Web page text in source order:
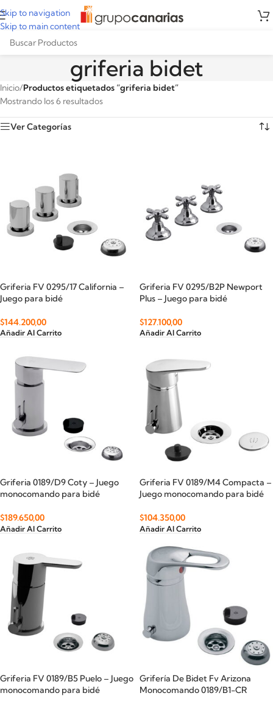
Skip to navigation
Skip to main content
griferia bidet
Inicio/Productos etiquetados “griferia bidet”
Mostrando los 6 resultados
Ver Categorías
Griferia FV 0295/17 California –
Juego para bidé
$144.200,00
Añadir Al Carrito
Griferia FV 0295/B2P Newport
Plus – Juego para bidé
$127.100,00
Añadir Al Carrito
Griferia 0189/D9 Coty – Juego
monocomando para bidé
$189.650,00
Añadir Al Carrito
Griferia FV 0189/M4 Compacta –
Juego monocomando para bidé
$104.350,00
Añadir Al Carrito
Griferia FV 0189/B5 Puelo – Juego
monocomando para bidé
Grifería De Bidet Fv Arizona
Monocomando 0189/B1-CR